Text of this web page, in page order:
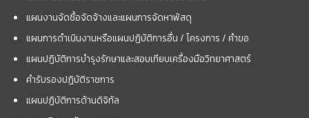
แผนงานจัดซื้อจัดจ้างและแผนการจัดหาพัสดุ
แผนการดำเนินงานหรือแผนปฏิบัติการอื่น / โครงการ / คำขอ
แผนปฏิบัติการบำรุงรักษาและสอบเทียบเครื่องมือวิทยาศาสตร์
คำรับรองปฏิบัติราชการ
แผนปฏิบัติการด้านดิจิทัล